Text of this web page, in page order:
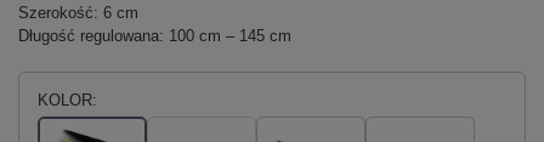
Szerokość: 6 cm
Długość regulowana: 100 cm – 145 cm
KOLOR